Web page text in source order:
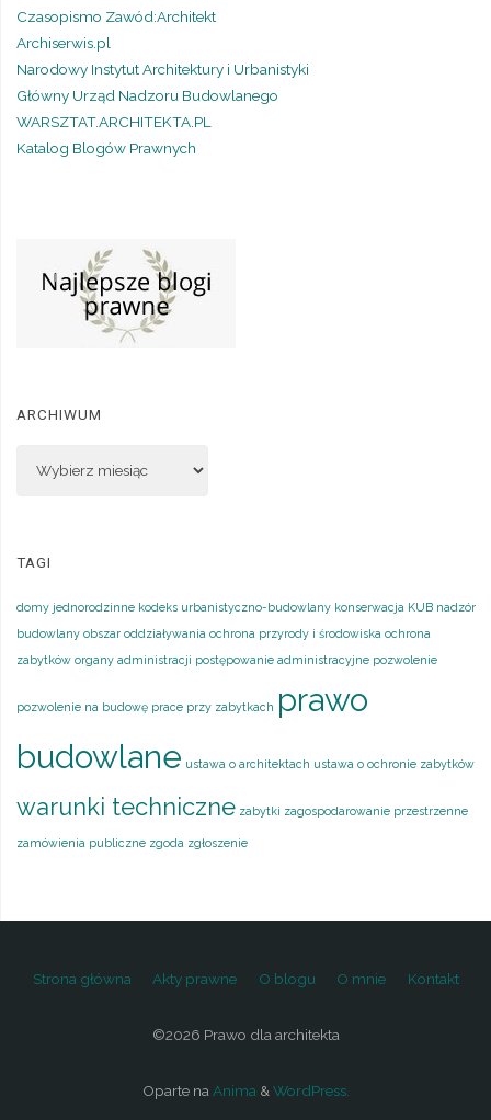
Czasopismo Zawód:Architekt
Archiserwis.pl
Narodowy Instytut Architektury i Urbanistyki
Główny Urząd Nadzoru Budowlanego
WARSZTAT.ARCHITEKTA.PL
Katalog Blogów Prawnych
ARCHIWUM
TAGI
domy jednorodzinne kodeks urbanistyczno-budowlany konserwacja KUB nadzór
budowlany obszar oddziaływania ochrona przyrody i środowiska ochrona
zabytków organy administracji postępowanie administracyjne pozwolenie
pozwolenie na budowę prace przy zabytkach prawo
budowlane ustawa o architektach ustawa o ochronie zabytków
warunki techniczne zabytki zagospodarowanie przestrzenne
zamówienia publiczne zgoda zgłoszenie
Strona główna Akty prawne O blogu O mnie Kontakt
©2026 Prawo dla architekta
Oparte na Anima & WordPress.